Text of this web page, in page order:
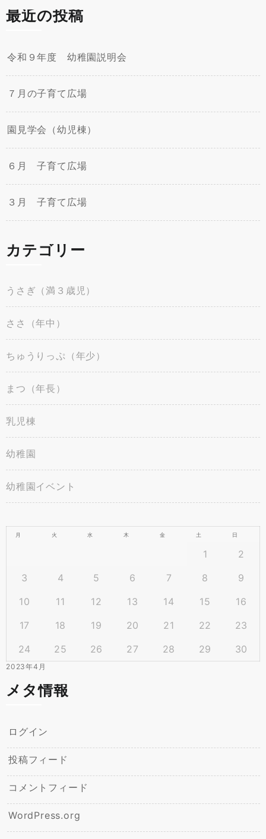
最近の投稿
令和９年度 幼稚園説明会
７月の子育て広場
園見学会（幼児棟）
６月 子育て広場
３月 子育て広場
カテゴリー
うさぎ（満３歳児）
ささ（年中）
ちゅうりっぷ（年少）
まつ（年長）
乳児棟
幼稚園
幼稚園イベント
2023年4月
月 火 水 木 金 土 日
1
2
3
4 5 6 7 8
9
10
11 12 13 14 15
16
17
18 19 20 21 22
23
24
25 26 27 28 29 30
メタ情報
ログイン
投稿フィード
コメントフィード
WordPress.org